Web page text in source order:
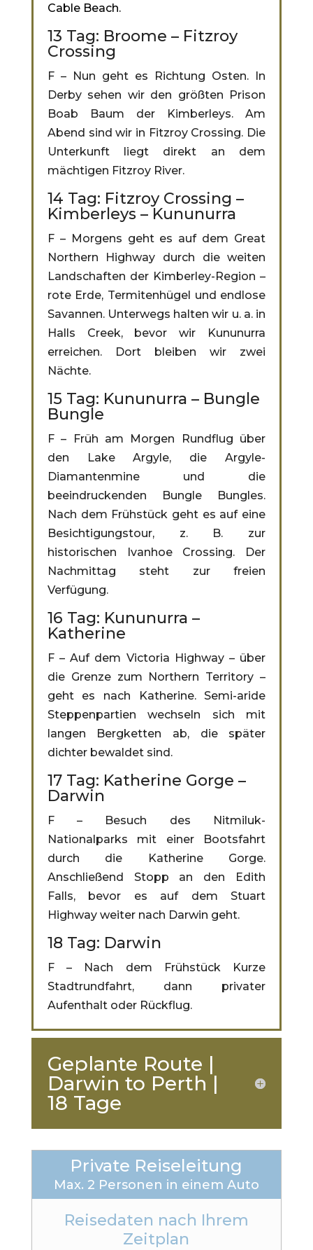
Cable Beach.
13 Tag: Broome – Fitzroy
Crossing
F – Nun geht es Richtung Osten. In
Derby sehen wir den größten Prison
Boab Baum der Kimberleys. Am
Abend sind wir in Fitzroy Crossing. Die
Unterkunft liegt direkt an dem
mächtigen Fitzroy River.
14 Tag: Fitzroy Crossing –
Kimberleys – Kununurra
F – Morgens geht es auf dem Great
Northern Highway durch die weiten
Landschaften der Kimberley-Region –
rote Erde, Termitenhügel und endlose
Savannen. Unterwegs halten wir u. a. in
Halls Creek, bevor wir Kununurra
erreichen. Dort bleiben wir zwei
Nächte.
15 Tag: Kununurra – Bungle
Bungle
F – Früh am Morgen Rundflug über
den Lake Argyle, die Argyle-
Diamantenmine und die
beeindruckenden Bungle Bungles.
Nach dem Frühstück geht es auf eine
Besichtigungstour, z. B. zur
historischen Ivanhoe Crossing. Der
Nachmittag steht zur freien
Verfügung.
16 Tag: Kununurra –
Katherine
F – Auf dem Victoria Highway – über
die Grenze zum Northern Territory –
geht es nach Katherine. Semi-aride
Steppenpartien wechseln sich mit
langen Bergketten ab, die später
dichter bewaldet sind.
17 Tag: Katherine Gorge –
Darwin
F – Besuch des Nitmiluk-
Nationalparks mit einer Bootsfahrt
durch die Katherine Gorge.
Anschließend Stopp an den Edith
Falls, bevor es auf dem Stuart
Highway weiter nach Darwin geht.
18 Tag: Darwin
F – Nach dem Frühstück Kurze
Stadtrundfahrt, dann privater
Aufenthalt oder Rückflug.
Geplante Route |
Darwin to Perth |
18 Tage
Private Reiseleitung
Max. 2 Personen in einem Auto
Reisedaten nach Ihrem
Zeitplan